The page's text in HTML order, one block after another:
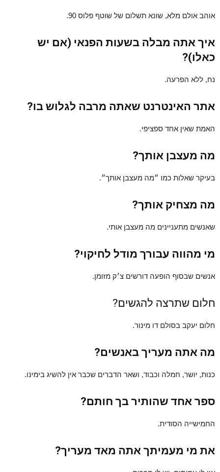
אוהב אולם מלא, שונא תשלום של שוטף פלוס 90.
איך אתה מבלה בשעות הפנאי (אם יש
כאלו)?
נח, ללא הפרעה.
אתר האינטרנט שאתה מרבה לגלוש בו?
האמת שאין אחד ספציפי.
מה מעצבן אותך?
בעיקר שאלות כמו ״מה מעצבן אותך״.
מה מצחיק אותך?
שאנשים מתעניינים מה מעצבן אותי.
מי מהווה עבורך מודל לחיקוי?
אנשים שבסוף הופעה דורשים צ׳ק מזומן.
חלום שתרצה להגשים?
חלום יעקב בסולם דו מינור.
מה אתה מעריך באנשים?
כנות, יושר, חמלה וכבוד, ושאר הדברים שכבר אין להשיג בימינו.
ספר אחד שהותיר בך חותם?
החמישייה הסודית.
את מי מעמיתך אתה מאד מעריך?